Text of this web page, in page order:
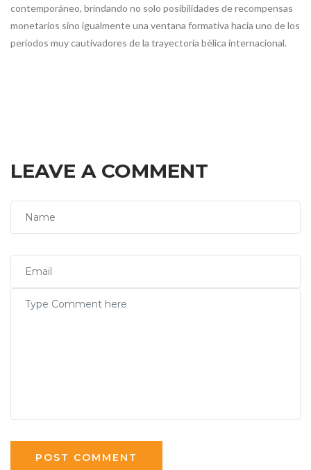
contemporáneo, brindando no solo posibilidades de recompensas
monetarios sino igualmente una ventana formativa hacia uno de los
períodos muy cautivadores de la trayectoria bélica internacional.
LEAVE A COMMENT
POST COMMENT